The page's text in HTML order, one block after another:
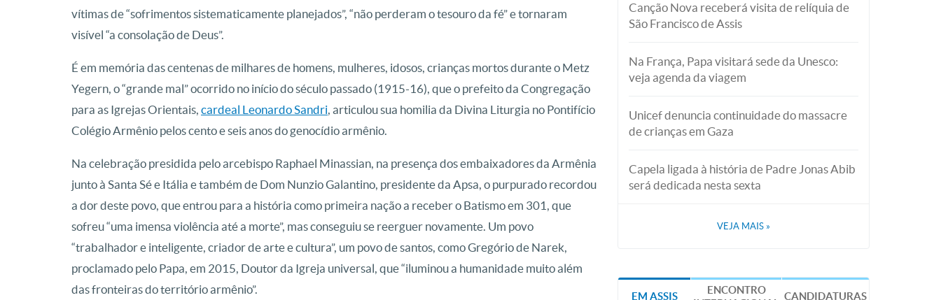
vítimas de “sofrimentos sistematicamente planejados”, “não perderam o tesouro da fé” e tornaram
visível “a consolação de Deus”.
É em memória das centenas de milhares de homens, mulheres, idosos, crianças mortos durante o Metz
Yegern, o “grande mal” ocorrido no início do século passado (1915-16), que o prefeito da Congregação
para as Igrejas Orientais, cardeal Leonardo Sandri, articulou sua homilia da Divina Liturgia no Pontifício
Colégio Armênio pelos cento e seis anos do genocídio armênio.
Na celebração presidida pelo arcebispo Raphael Minassian, na presença dos embaixadores da Armênia
junto à Santa Sé e Itália e também de Dom Nunzio Galantino, presidente da Apsa, o purpurado recordou
a dor deste povo, que entrou para a história como primeira nação a receber o Batismo em 301, que
sofreu “uma imensa violência até a morte”, mas conseguiu se reerguer novamente. Um povo
“trabalhador e inteligente, criador de arte e cultura”, um povo de santos, como Gregório de Narek,
proclamado pelo Papa, em 2015, Doutor da Igreja universal, que “iluminou a humanidade muito além
das fronteiras do território armênio”.
Canção Nova receberá visita de relíquia de
São Francisco de Assis
Na França, Papa visitará sede da Unesco:
veja agenda da viagem
Unicef denuncia continuidade do massacre
de crianças em Gaza
Capela ligada à história de Padre Jonas Abib
será dedicada nesta sexta
VEJA MAIS »
EM ASSIS
ENCONTRO
CANDIDATURAS